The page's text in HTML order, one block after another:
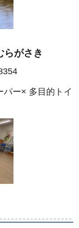
らがさき
パー× 多目的トイ